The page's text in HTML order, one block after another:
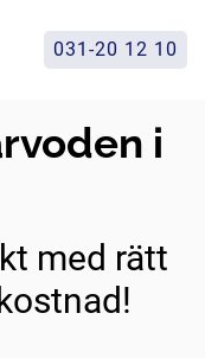
031-20 12 10
i
med rätt